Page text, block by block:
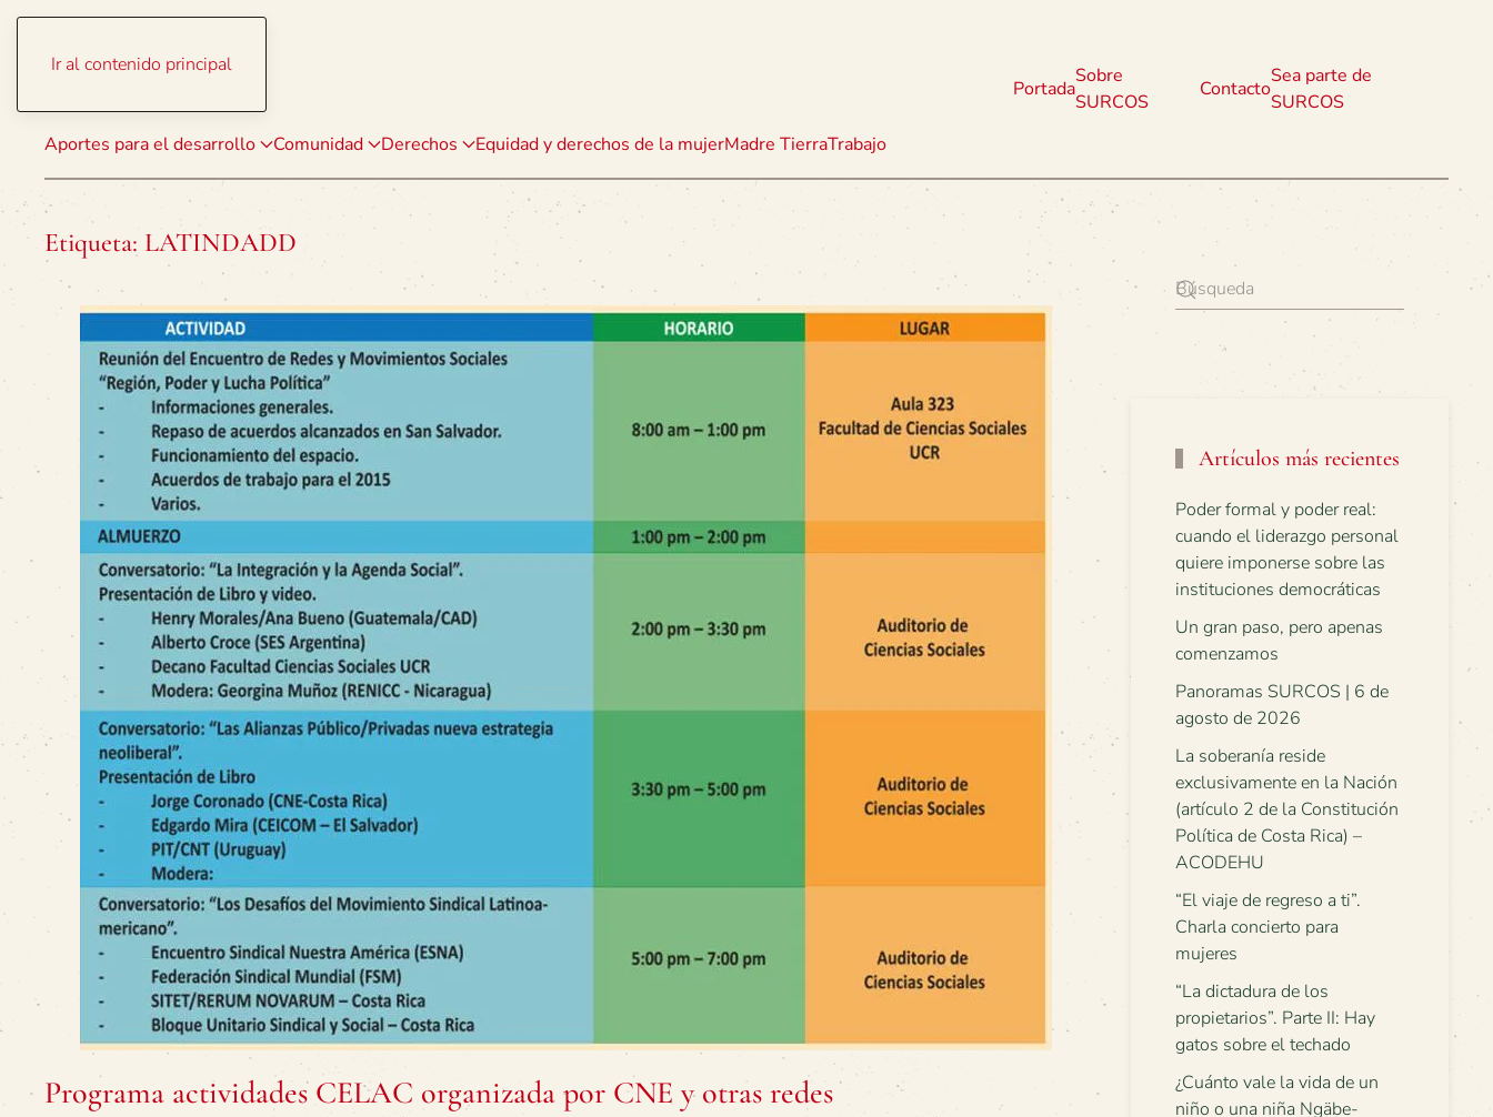
Ir al contenido principal
Aportes para el desarrollo Comunidad Derechos Equidad y derechos de la mujerMadre TierraTrabajo
Portada
Sobre
SURCOS
Contacto
Sea parte de
SURCOS
Etiqueta: LATINDADD
Programa actividades CELAC organizada por CNE y otras redes
Artículos más recientes
Poder formal y poder real:
cuando el liderazgo personal
quiere imponerse sobre las
instituciones democráticas
Un gran paso, pero apenas
comenzamos
Panoramas SURCOS | 6 de
agosto de 2026
La soberanía reside
exclusivamente en la Nación
(artículo 2 de la Constitución
Política de Costa Rica) –
ACODEHU
“El viaje de regreso a ti”.
Charla concierto para
mujeres
“La dictadura de los
propietarios”. Parte II: Hay
gatos sobre el techado
¿Cuánto vale la vida de un
niño o una niña Ngäbe-